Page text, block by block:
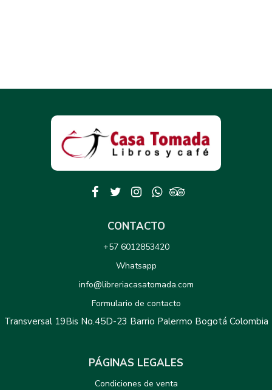
CONTACTO
+57 6012853420
Whatsapp
info@libreriacasatomada.com
Formulario de contacto
Transversal 19Bis No.45D-23 Barrio Palermo Bogotá Colombia
PÁGINAS LEGALES
Condiciones de venta